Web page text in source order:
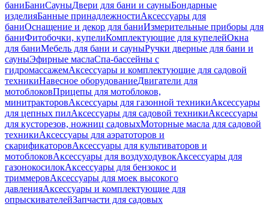
баниБаниСауныДвери для бани и сауныБондарные
изделияБанные принадлежностиАксессуары для
баниОснащение и декор для баниИзмерительные приборы для
баниФитобочки, купелиКомплектующие для купелейОкна
для баниМебель для бани и сауныРучки дверные для бани и
сауныЭфирные маслаСпа-бассейны с
гидромассажемАксессуары и комплектующие для садовой
техникиНавесное оборудованиеДвигатели для
мотоблоковПрицепы для мотоблоков,
минитракторовАксессуары для газонной техникиАксессуары
для цепных пилАксессуары для садовой техникиАксессуары
для кусторезов, ножниц садовыхМоторные масла для садовой
техникиАксессуары для аэратоторов и
скарификаторовАксессуары для культиваторов и
мотоблоковАксессуары для воздуходувокАксессуары для
газонокосилокАксессуары для бензокос и
триммеровАксессуары для моек высокого
давленияАксессуары и комплектующие для
опрыскивателейЗапчасти для садовых